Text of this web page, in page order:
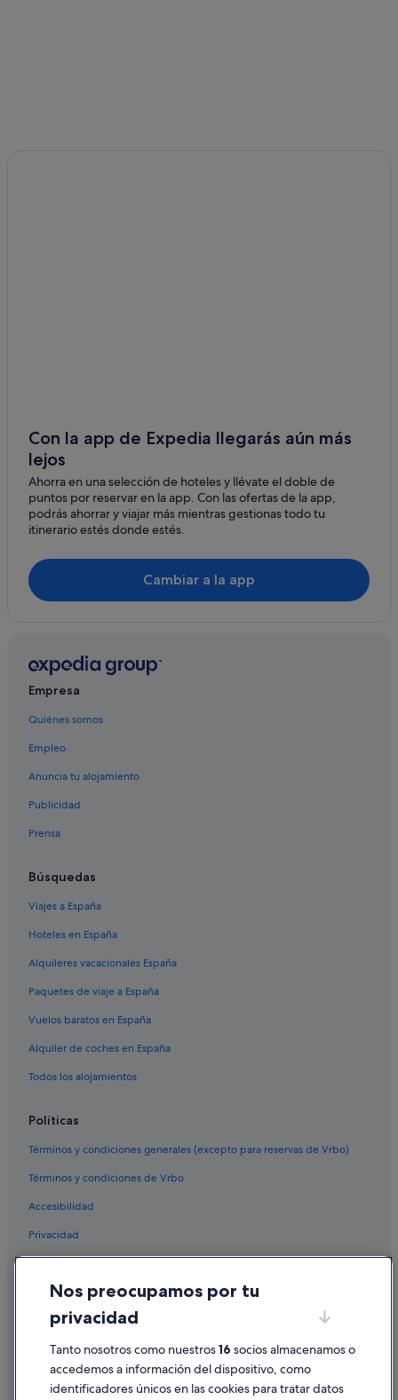
Con la app de Expedia llegarás aún más
lejos
Ahorra en una selección de hoteles y llévate el doble de
puntos por reservar en la app. Con las ofertas de la app,
podrás ahorrar y viajar más mientras gestionas todo tu
itinerario estés donde estés.
Cambiar a la app
Empresa
Quiénes somos
Empleo
Anuncia tu alojamiento
Publicidad
Prensa
Búsquedas
Viajes a España
Hoteles en España
Alquileres vacacionales España
Paquetes de viaje a España
Vuelos baratos en España
Alquiler de coches en España
Todos los alojamientos
Políticas
Términos y condiciones generales (excepto para reservas de Vrbo)
Términos y condiciones de Vrbo
Accesibilidad
Privacidad
Condiciones de uso
Información legal/contacto
Pautas sobre el contenido y cómo denunciar contenido
Ayuda
Nos preocupamos por tu
privacidad
Tanto nosotros como nuestros16 socios almacenamos o
accedemos a información del dispositivo, como
identificadores únicos en las cookies para tratar datos